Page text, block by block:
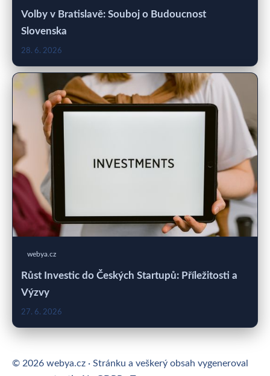
Volby v Bratislavě: Souboj o Budoucnost
Slovenska
28. 6. 2026
webya.cz
Růst Investic do Českých Startupů: Příležitosti a
Výzvy
27. 6. 2026
© 2026 webya.cz · Stránku a veškerý obsah vygeneroval